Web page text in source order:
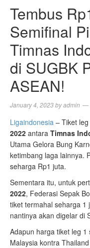
Tembus
Semifinal
Timnas
di SUGBK
ASEAN!
January 4, 2023byadmin
Ligaindonesia – Tiket
2022 antara Timnas
Utama Gelora Bung
ketimbang laga lainnya.
seharga Rp1 juta.
Sementara itu, untuk
2022, Federasi Sepak
tiket termahal seharga
nantinya akan digelar di
Adapun harga tiket leg
Malaysia kontra